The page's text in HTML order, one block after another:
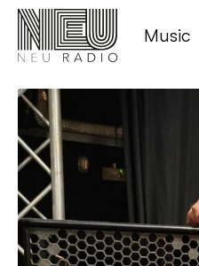
Music